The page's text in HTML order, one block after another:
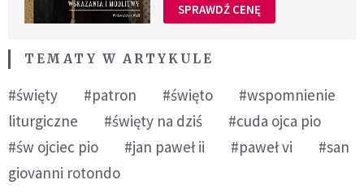
SPRAWDŹ CENĘ
TEMATY W ARTYKULE
#święty #patron #święto
#wspomnienie
liturgiczne
#święty na dziś
#cuda ojca pio
#św ojciec pio
#jan paweł ii #paweł vi
#san
giovanni rotondo